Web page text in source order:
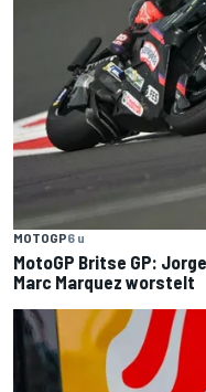
MOTOGP6 u
MotoGP Britse GP:
Marc Marquez worstelt